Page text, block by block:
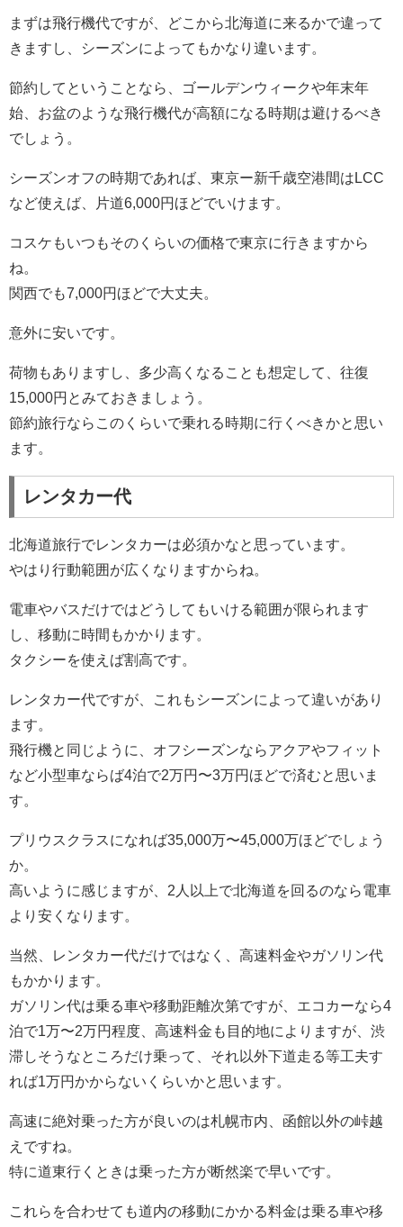
まずは飛行機代ですが、どこから北海道に来るかで違って
きますし、シーズンによってもかなり違います。
節約してということなら、ゴールデンウィークや年末年
始、お盆のような飛行機代が高額になる時期は避けるべき
でしょう。
シーズンオフの時期であれば、東京ー新千歳空港間はLCC
など使えば、片道6,000円ほどでいけます。
コスケもいつもそのくらいの価格で東京に行きますから
ね。
関西でも7,000円ほどで大丈夫。
意外に安いです。
荷物もありますし、多少高くなることも想定して、往復
15,000円とみておきましょう。
節約旅行ならこのくらいで乗れる時期に行くべきかと思い
ます。
レンタカー代
北海道旅行でレンタカーは必須かなと思っています。
やはり行動範囲が広くなりますからね。
電車やバスだけではどうしてもいける範囲が限られます
し、移動に時間もかかります。
タクシーを使えば割高です。
レンタカー代ですが、これもシーズンによって違いがあり
ます。
飛行機と同じように、オフシーズンならアクアやフィット
など小型車ならば4泊で2万円〜3万円ほどで済むと思いま
す。
プリウスクラスになれば35,000万〜45,000万ほどでしょう
か。
高いように感じますが、2人以上で北海道を回るのなら電車
より安くなります。
当然、レンタカー代だけではなく、高速料金やガソリン代
もかかります。
ガソリン代は乗る車や移動距離次第ですが、エコカーなら4
泊で1万〜2万円程度、高速料金も目的地によりますが、渋
滞しそうなところだけ乗って、それ以外下道走る等工夫す
れば1万円かからないくらいかと思います。
高速に絶対乗った方が良いのは札幌市内、函館以外の峠越
えですね。
特に道東行くときは乗った方が断然楽で早いです。
これらを合わせても道内の移動にかかる料金は乗る車や移